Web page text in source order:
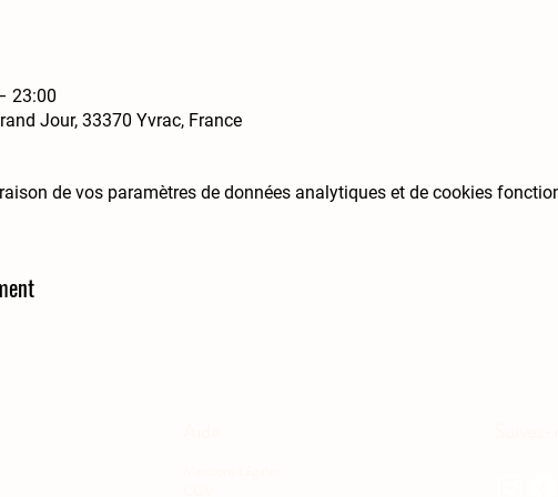
23:00
Jour, 33370 Yvrac, France
de vos paramètres de données analytiques et de cookies